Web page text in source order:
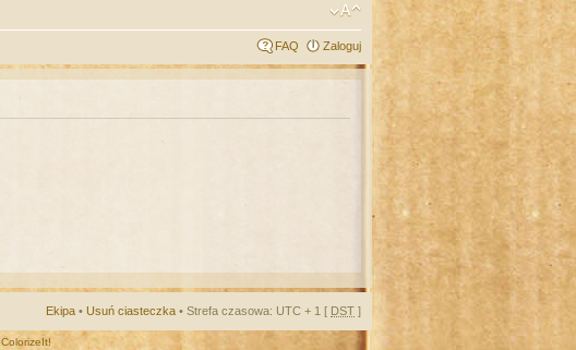
FAQ Zaloguj
Ekipa • Usuń ciasteczka • Strefa czasowa: UTC + 1 [ DST ]
ColorizeIt!